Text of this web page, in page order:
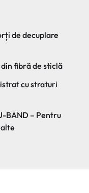
de decuplare
fibră de sticlă
cu straturi
BAND – Pentru